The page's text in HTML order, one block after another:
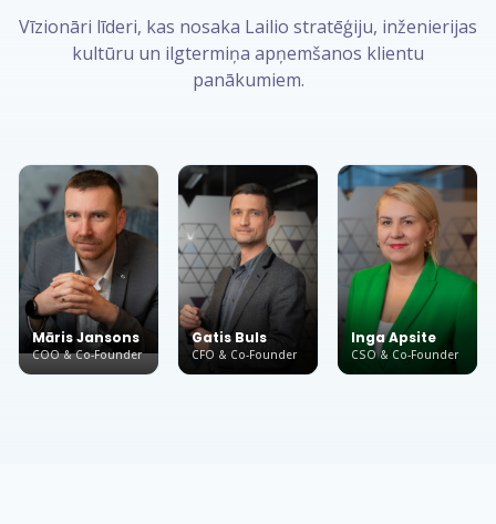
Vīzionāri līderi, kas nosaka Lailio stratēģiju, inženierijas
kultūru un ilgtermiņa apņemšanos klientu
panākumiem.
Māris Jansons
COO & Co-Founder
Gatis Buls
CFO & Co-Founder
Inga Apsite
CSO & Co-Founder